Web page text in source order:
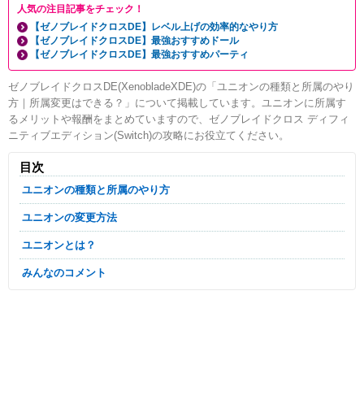
人気の注目記事をチェック！
【ゼノブレイドクロスDE】レベル上げの効率的なやり方
【ゼノブレイドクロスDE】最強おすすめドール
【ゼノブレイドクロスDE】最強おすすめパーティ
ゼノブレイドクロスDE(XenobladeXDE)の「ユニオンの種類と所属のやり
方｜所属変更はできる？」について掲載しています。ユニオンに所属す
るメリットや報酬をまとめていますので、ゼノブレイドクロス ディフィ
ニティブエディション(Switch)の攻略にお役立てください。
目次
ユニオンの種類と所属のやり方
ユニオンの変更方法
ユニオンとは？
みんなのコメント